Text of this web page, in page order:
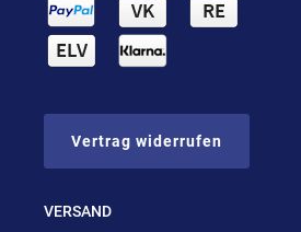
Vertrag widerrufen
VERSAND